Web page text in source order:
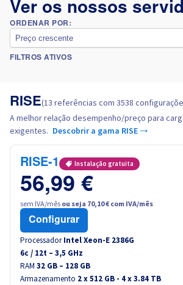
Reino Unido
Irlanda
Países Baixos
Polónia
Portugal
Marrocos
Senegal
Tunísia
Ver os nossos
ORDENAR POR:
Preço crescente
FILTROS ATIVOS
RISE(13 referências com 3538
A melhor relação desempenho/preço para
exigentes. Descobrir a gama RISE →
RISE-1 Instalação gratuita
56,99 €
sem IVA/mês ou seja 70,10 € com IVA/mês
Configurar
Processador Intel Xeon-E 2386G
6c / 12t – 3,5 GHz
RAM 32 GB – 128 GB
Armazenamento 2 x 512 GB - 4 x 3.84 TB